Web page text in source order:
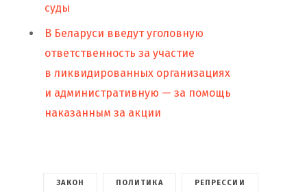
суды
В Беларуси введут уголовную
ответственность за участие
в ликвидированных организациях
и административную — за помощь
наказанным за акции
ЗАКОН ПОЛИТИКА РЕПРЕССИИ